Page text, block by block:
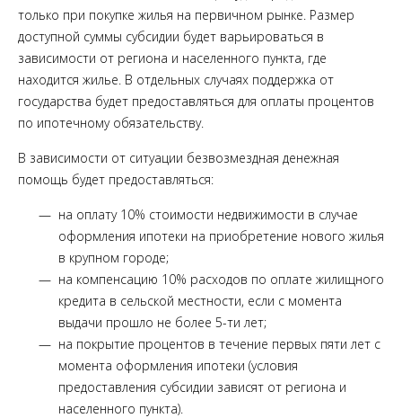
только при покупке жилья на первичном рынке. Размер
доступной суммы субсидии будет варьироваться в
зависимости от региона и населенного пункта, где
находится жилье. В отдельных случаях поддержка от
государства будет предоставляться для оплаты процентов
по ипотечному обязательству.
В зависимости от ситуации безвозмездная денежная
помощь будет предоставляться:
на оплату 10% стоимости недвижимости в случае
оформления ипотеки на приобретение нового жилья
в крупном городе;
на компенсацию 10% расходов по оплате жилищного
кредита в сельской местности, если с момента
выдачи прошло не более 5-ти лет;
на покрытие процентов в течение первых пяти лет с
момента оформления ипотеки (условия
предоставления субсидии зависят от региона и
населенного пункта).